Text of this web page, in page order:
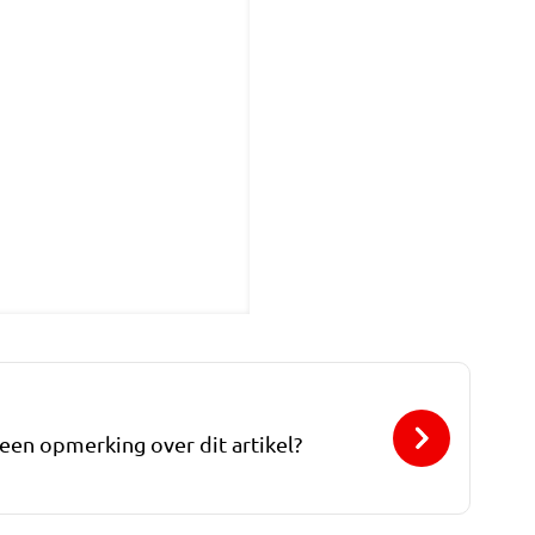
opmerking over dit artikel?